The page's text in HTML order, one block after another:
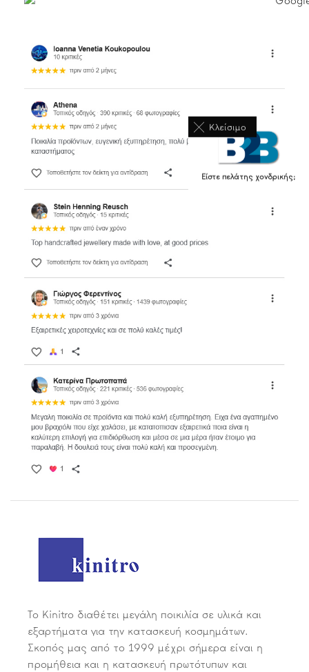
Κλείσιμο
Είστε πελάτης χονδρικής;
Το Kinitro διαθέτει μεγάλη ποικιλία σε υλικά και
εξαρτήματα για την κατασκευή κοσμημάτων.
Σκοπός μας από το 1999 μέχρι σήμερα είναι η
προμήθεια και η κατασκευή πρωτότυπων και